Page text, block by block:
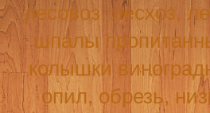
лесовоз, лесхоз,
шпалы
колышки
опил, обрезь,